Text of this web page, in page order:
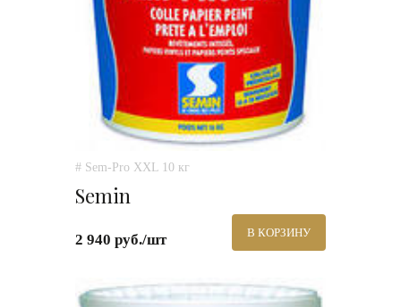
# Sem-Pro XXL 10 кг
Semin
2 940 руб./шт В КОРЗИНУ